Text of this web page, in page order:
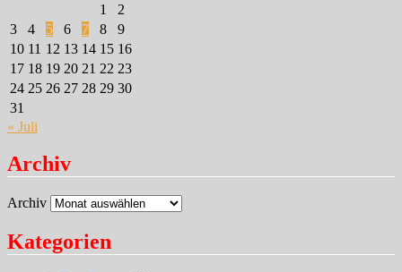
1
2
3
4 5 6 7 8
9
10 11 12 13 14 15 16
17 18 19 20 21 22 23
24 25 26 27 28 29 30
31
« Juli
Archiv
Archiv
Kategorien